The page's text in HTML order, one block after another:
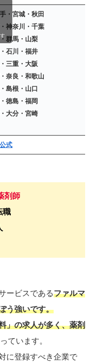
・宮城・秋田
神奈川・千葉
群馬・山梨
石川・福井
三重・大阪
奈良・和歌山
島根・山口
徳島・福岡
大分・宮崎
式
剤師
職
ービスであるファルマ
う強いです。
」の求人が多く、薬剤
ています。
に登録すべき企業で